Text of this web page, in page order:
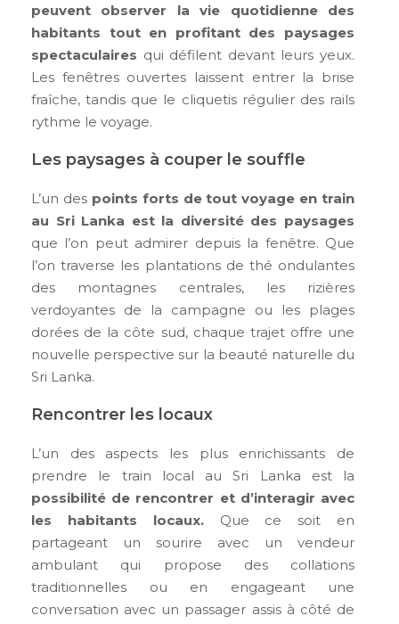
peuvent observer la vie quotidienne des
habitants tout en profitant des paysages
spectaculaires qui défilent devant leurs yeux.
Les fenêtres ouvertes laissent entrer la brise
fraîche, tandis que le cliquetis régulier des rails
rythme le voyage.
Les paysages à couper le souffle
L’un des points forts de tout voyage en train
au Sri Lanka est la diversité des paysages
que l’on peut admirer depuis la fenêtre. Que
l’on traverse les plantations de thé ondulantes
des montagnes centrales, les rizières
verdoyantes de la campagne ou les plages
dorées de la côte sud, chaque trajet offre une
nouvelle perspective sur la beauté naturelle du
Sri Lanka.
Rencontrer les locaux
L’un des aspects les plus enrichissants de
prendre le train local au Sri Lanka est la
possibilité de rencontrer et d’interagir avec
les habitants locaux.Que ce soit en
partageant un sourire avec un vendeur
ambulant qui propose des collations
traditionnelles ou en engageant une
conversation avec un passager assis à côté de